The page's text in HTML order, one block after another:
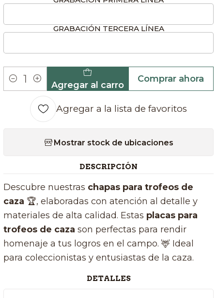
GRABACIÓN TERCERA LÍNEA
Cantidad Agregar al carro
Comprar ahora
Agregar a la lista de favoritos
Mostrar stock de ubicaciones
DESCRIPCIÓN
Descubre nuestras chapas para trofeos de
caza 🏆, elaboradas con atención al detalle y
materiales de alta calidad. Estas placas para
trofeos de caza son perfectas para rendir
homenaje a tus logros en el campo. 🦌 Ideal
para coleccionistas y entusiastas de la caza.
DETALLES